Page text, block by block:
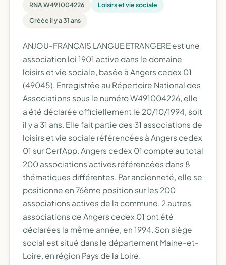
RNA W491004226
Loisirs et vie sociale
Créée il y a 31 ans
ANJOU-FRANCAIS LANGUE ETRANGERE est une
association loi 1901 active dans le domaine
loisirs et vie sociale, basée à Angers cedex 01
(49045). Enregistrée au Répertoire National des
Associations sous le numéro W491004226, elle
a été déclarée officiellement le 20/10/1994, soit
il y a 31 ans. Elle fait partie des 31 associations de
loisirs et vie sociale référencées à Angers cedex
01 sur CerfApp. Angers cedex 01 compte au total
200 associations actives référencées dans 8
thématiques différentes. Par ancienneté, elle se
positionne en 76ème position sur les 200
associations actives de la commune. 2 autres
associations de Angers cedex 01 ont été
déclarées la même année, en 1994. Son siège
social est situé dans le département Maine-et-
Loire, en région Pays de la Loire.